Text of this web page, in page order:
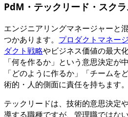
PdM・テックリード・スク
エンジニアリングマネージャーと
つかあります。 プロダクトマネー
ダクト戦略やビジネス価値の最大
「何を作るか」という意思決定が
「どのように作るか」「チームを
術的・人的側面に責任を持ちます。
テックリードは、技術的意思決定
導する職種ですが、管理職ではな